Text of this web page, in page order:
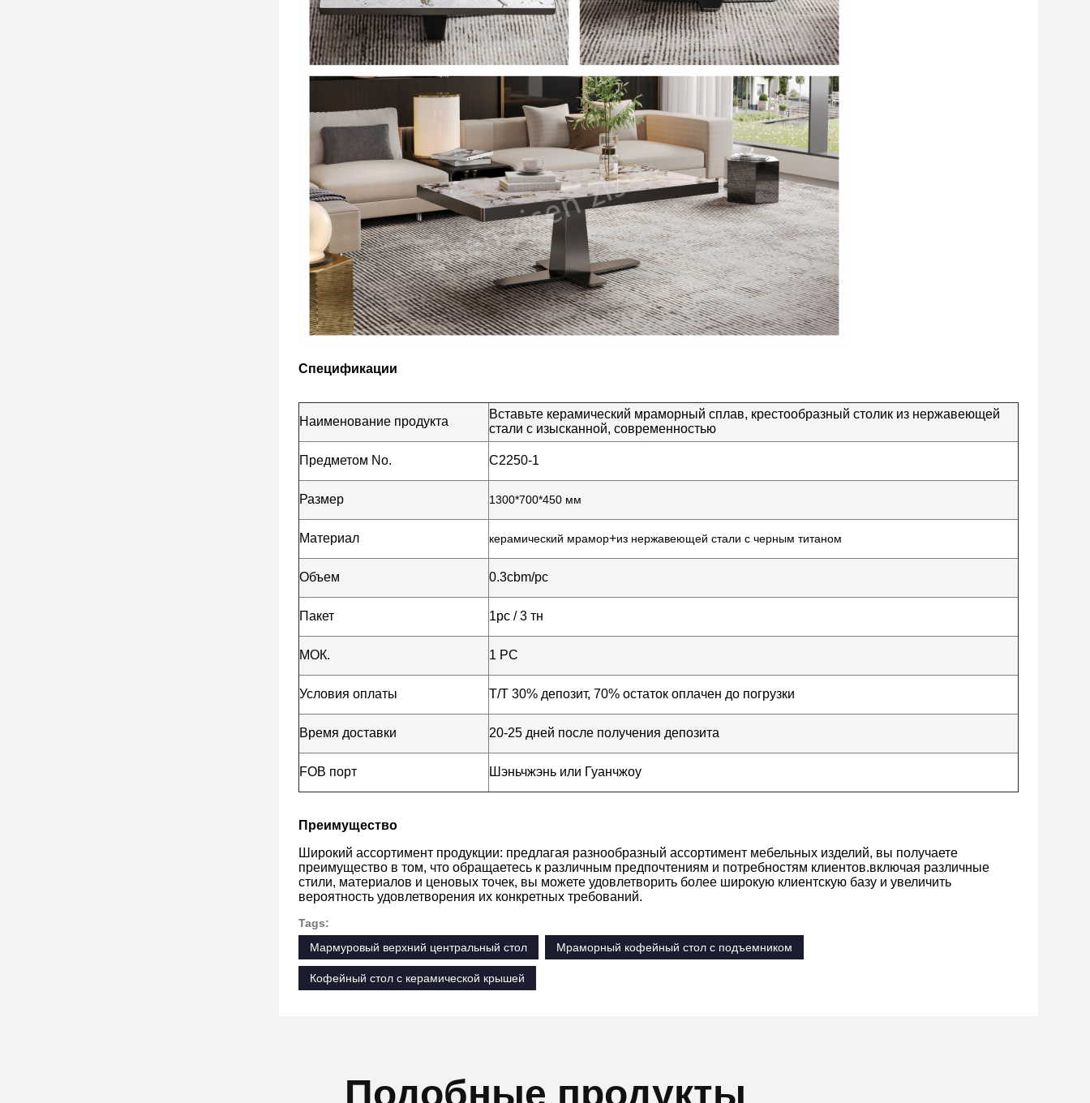
Спецификации
Наименование продукта
Вставьте керамический мраморный сплав, крестообразный столик из нержавеющей
стали с изысканной, современностью
Предметом No. C2250-1
Размер 1300*700*450 мм
Материал керамический мрамор+из нержавеющей стали с черным титаном
Объем 0.3cbm/pc
Пакет 1pc / 3 тн
МОК. 1 PC
Условия оплаты Т/Т 30% депозит, 70% остаток оплачен до погрузки
Время доставки 20-25 дней после получения депозита
FOB порт Шэньчжэнь или Гуанчжоу
Преимущество
Широкий ассортимент продукции: предлагая разнообразный ассортимент мебельных изделий, вы получаете
преимущество в том, что обращаетесь к различным предпочтениям и потребностям клиентов.включая различные
стили, материалов и ценовых точек, вы можете удовлетворить более широкую клиентскую базу и увеличить
вероятность удовлетворения их конкретных требований.
Tags:
Мармуровый верхний центральный стол
Мраморный кофейный стол с подъемником
Кофейный стол с керамической крышей
Подобные продукты